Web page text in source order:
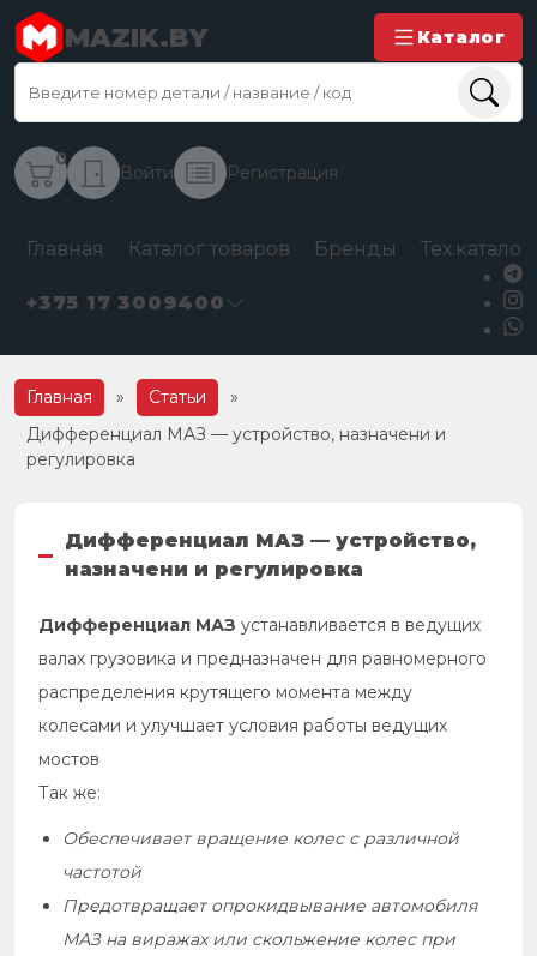
MAZIK.BY Каталог
0
Войти Регистрация
Главная Каталог товаров Бренды
+375 17 3009400
Главная » Статьи
»
Дифференциал МАЗ — устройство, назначени и
регулировка
Дифференциал МАЗ — устройство,
назначени и регулировка
Дифференциал МАЗ устанавливается в ведущих
валах грузовика и предназначен для равномерного
распределения крутящего момента между
колесами и улучшает условия работы ведущих
мостов
Так же:
Обеспечивает вращение колес с различной
частотой
Предотвращает опрокидвывание автомобиля
МАЗ на виражах или скольжение колес при